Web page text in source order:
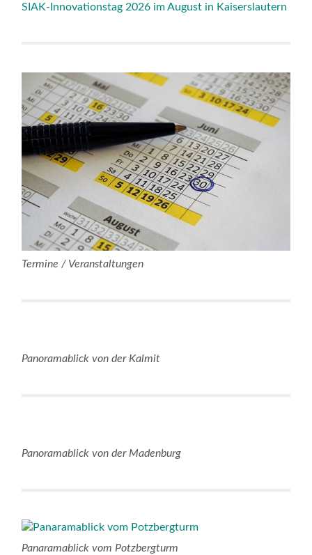
SIAK-Innovationstag 2026 im August in Kaiserslautern
Termine / Veranstaltungen
Panoramablick von der Kalmit
Panoramablick von der Madenburg
Panaramablick vom Potzbergturm